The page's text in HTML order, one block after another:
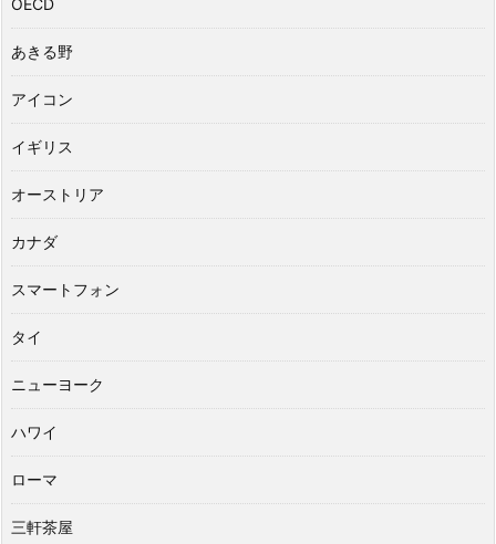
OECD
あきる野
アイコン
イギリス
オーストリア
カナダ
スマートフォン
タイ
ニューヨーク
ハワイ
ローマ
三軒茶屋